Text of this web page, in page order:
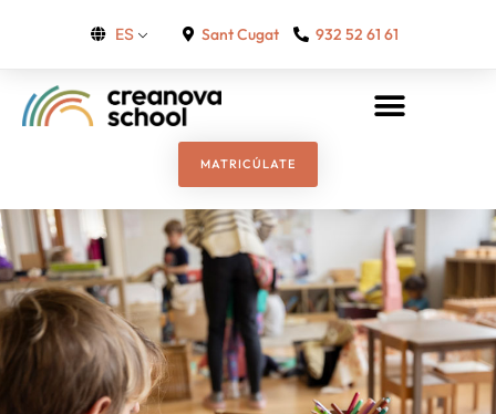
ES Sant Cugat 932 52 61 61
MATRICÚLATE